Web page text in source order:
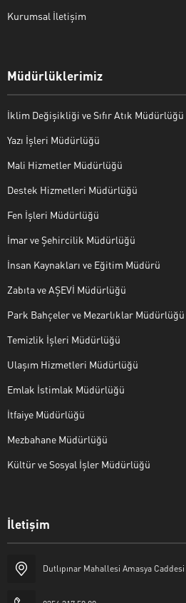
Kurumsal İletişim
Müdürlüklerimiz
İklim Değişikliği ve Sıfır Atık Müdürlüğü
Yazı İşleri Müdürlüğü
Mali Hizmetler Müdürlüğü
Destek Hizmetleri Müdürlüğü
Fen İşleri Müdürlüğü
İmar ve Şehircilik Müdürlüğü
İnsan Kaynakları ve Eğitim Müdürü
Zabıta ve AŞEVİ Müdürlüğü
Park Bahçeler ve Mezarlıklar Müdürlüğü
Temizlik İşleri Müdürlüğü
Ulaşım Hizmetleri Müdürlüğü
Emlak İstimlak Müdürlüğü
İtfaiye Müdürlüğü
Mezbahane Müdürlüğü
Kültür ve Sosyal İşler Müdürlüğü
İletişim
Dutlıpınar Mahallesi Amasya